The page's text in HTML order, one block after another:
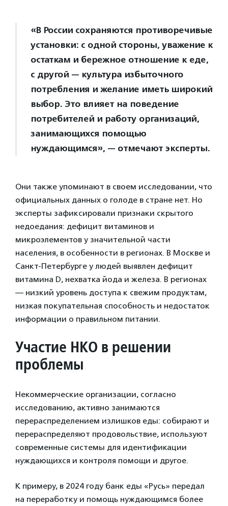
«В России сохраняются противоречивые
установки: с одной стороны, уважение к
остаткам и бережное отношение к еде,
с другой — культура избыточного
потребления и желание иметь широкий
выбор. Это влияет на поведение
потребителей и работу организаций,
занимающихся помощью
нуждающимся», — отмечают эксперты.
Они также упоминают в своем исследовании, что
официальных данных о голоде в стране нет. Но
эксперты зафиксировали признаки скрытого
недоедания: дефицит витаминов и
микроэлементов у значительной части
населения, в особенности в регионах. В Москве и
Санкт-Петербурге у людей выявлен дефицит
витамина D, нехватка йода и железа. В регионах
— низкий уровень доступа к свежим продуктам,
низкая покупательная способность и недостаток
информации о правильном питании.
Участие НКО в решении
проблемы
Некоммерческие организации, согласно
исследованию, активно занимаются
перераспределением излишков еды: собирают и
перераспределяют продовольствие, используют
современные системы для идентификации
нуждающихся и контроля помощи и другое.
К примеру, в 2024 году банк еды «Русь» передал
на переработку и помощь нуждающимся более